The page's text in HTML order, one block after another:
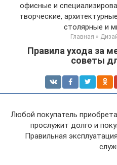
офисные и
творческие,
столярные и
Главная »
Правила ухода за
советы
Любой покупатель
прослужит долго и
Правильная